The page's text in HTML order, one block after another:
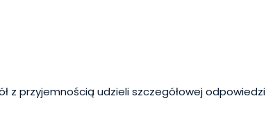
z przyjemnością udzieli szczegółowej odpowiedzi